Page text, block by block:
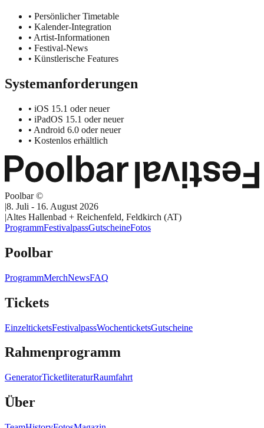
• Persönlicher Timetable
• Kalender-Integration
• Artist-Informationen
• Festival-News
• Künstlerische Features
Systemanforderungen
• iOS 15.1 oder neuer
• iPadOS 15.1 oder neuer
• Android 6.0 oder neuer
• Kostenlos erhältlich
Poolbar ©
|8. Juli - 16. August 2026
|Altes Hallenbad + Reichenfeld, Feldkirch (AT)
ProgrammFestivalpassGutscheineFotos
Poolbar
ProgrammMerchNewsFAQ
Tickets
EinzelticketsFestivalpassWochenticketsGutscheine
Rahmenprogramm
GeneratorTicketliteraturRaumfahrt
Über